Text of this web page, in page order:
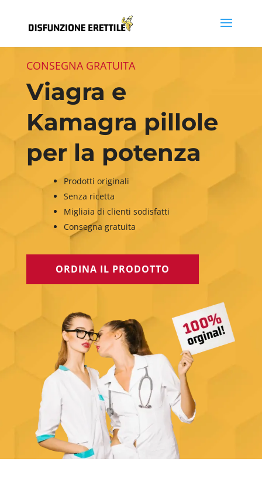
CONSEGNA GRATUITA
Viagra e
Kamagra pillole
per la potenza
Prodotti originali
Senza ricetta
Migliaia di clienti sodisfatti
Consegna gratuita
ORDINA IL PRODOTTO